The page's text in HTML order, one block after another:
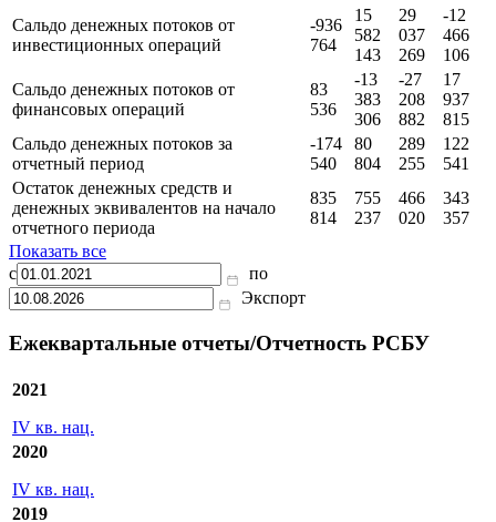
Сальдо денежных потоков от текущих
операций
678
688
-2
118
033
-1
539
132
-5
349
168
Сальдо денежных потоков от
инвестиционных операций
-936
764
15
582
143
29
037
269
-12
466
106
Сальдо денежных потоков от
финансовых операций
83
-13
383
306
-27
208
882
17
937
815
Сальдо денежных потоков за
отчетный период
-174
80
289
122
Остаток денежных средств и
денежных эквивалентов на начало
отчетного периода
с
по
Ежеквартальные отчеты/Отчетность РСБУ
IV кв. нац.